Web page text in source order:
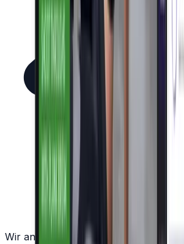
Wir analysieren Ihr Projekt und